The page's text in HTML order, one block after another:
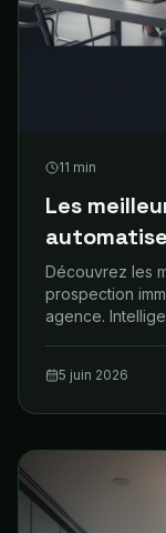
11 min
Les
Découvrez les
prospection
agence.
5 juin 2026